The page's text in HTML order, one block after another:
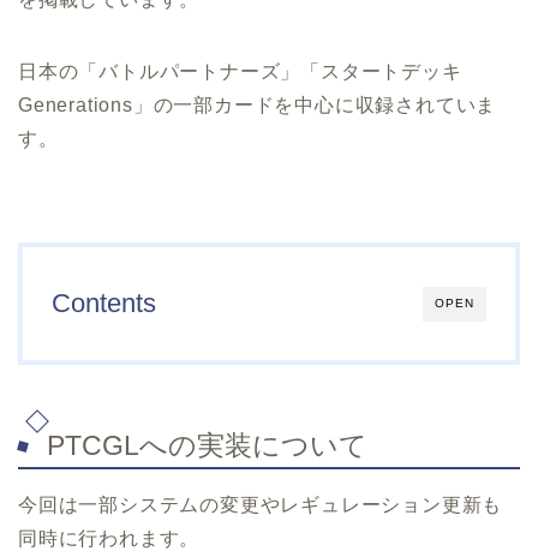
日本の「バトルパートナーズ」「スタートデッキ
Generations」の一部カードを中心に収録されていま
す。
OPEN
Contents
PTCGLへの実装について
今回は一部システムの変更やレギュレーション更新も
同時に行われます。